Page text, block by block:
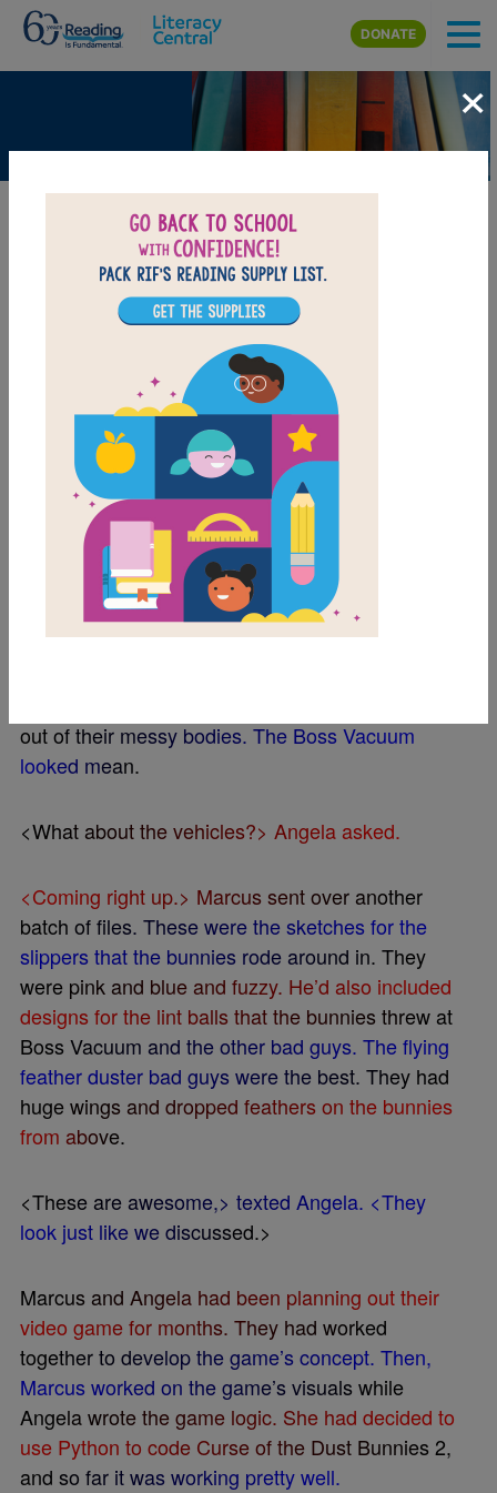
Skip to main content
DONATE
Curse of the Dust Bunnies
ursorblinkedandAngelatyped
hew a ritingthe elogi
ust s2 .Sh ete e dM
syet?>
etypedb a k.<Se ng e
arcus’sflespoppeduponherscreen.
outoftheir messy bodies. The Boss Vacuum
looked mean.
<Whataboutthevehicles?> Angelaasked.
<Coming right up.> Marcus sentoveranother
batch offles. Thesewerethesketches forthe
slippers thatthe bunnies rodearound in. They
were pink and blueand fuzzy. He’d also included
designs forthe lint balls thatthe bunnies threwat
Boss Vacuum and theother bad guys. Thefying
featherduster bad guys werethe best. They had
hugewings and dropped feathers on the bunnies
from above.
<Theseareawesome,> texted Angela. <They
look just likewediscussed.>
Marcus and Angela had been planning outtheir
video gamefor months. They had worked
togetherto developthegame’s concept. Then,
Marcus worked on thegame’s visuals while
Angelawrotethegame logic. She had decided to
use Python to code Curseofthe Dust Bunnies 2,
and so far itwas working prettywell.
×